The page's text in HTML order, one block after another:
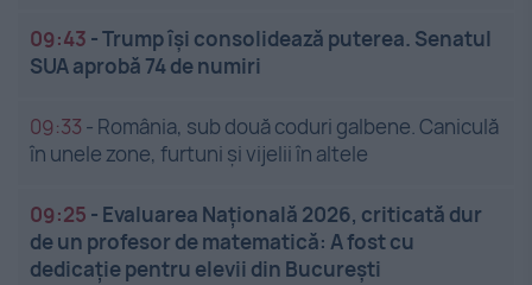
09:43 -Trump își consolidează puterea. Senatul
SUA aprobă 74 de numiri
09:33 - România, sub două coduri galbene. Caniculă
în unele zone, furtuni și vijelii în altele
09:25 - Evaluarea Națională 2026, criticată dur
de un profesor de matematică: A fost cu
dedicație pentru elevii din București